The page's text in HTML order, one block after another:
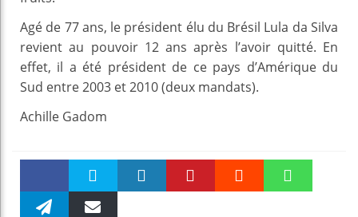
Agé de 77 ans, le président élu du Brésil Lula da Silva
revient au pouvoir 12 ans après l’avoir quitté. En
effet, il a été président de ce pays d’Amérique du
Sud entre 2003 et 2010 (deux mandats).
Achille Gadom
Faceboo Twitter